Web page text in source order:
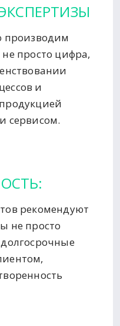
производим
просто цифра,
и
сервисом.
рекомендуют
не просто